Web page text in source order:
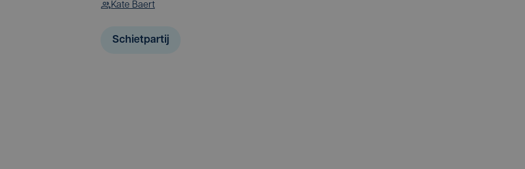
Kate Baert
Schietpartij